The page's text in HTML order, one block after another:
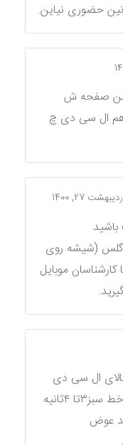
حضوری نیاین.
من صفحه ش
هم ال سی دی چ
27, 1400
(شیشه روی
موبایل
ال سی دی
گوشیم،هر چند وقت یبار یه خط سبز۳تا ۴ثانیه
عوض